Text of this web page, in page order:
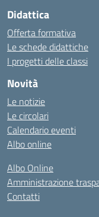
Didattica
Offerta formativa
Le schede didattiche
I progetti delle classi
Novità
Le notizie
Le circolari
Calendario eventi
Albo online
Albo Online
Amministrazione
Contatti